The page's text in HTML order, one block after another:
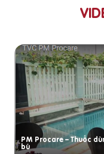
PM Procare – Thuốc
bú